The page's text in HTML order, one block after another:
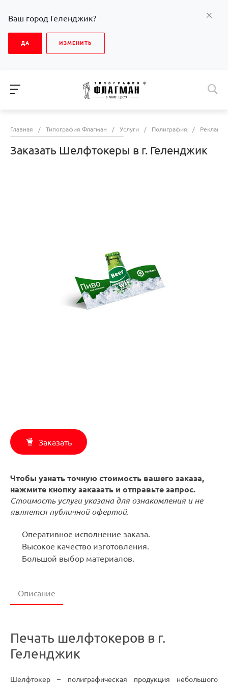
Ваш город Геленджик?
ДА ИЗМЕНИТЬ
Главная / Типография Флагман / Услуги / Полиграфия /
Заказать Шелфтокеры в г. Геленджик
Заказать
Чтобы узнать точную стоимость вашего заказа,
нажмите кнопку заказать и отправьте запрос.
Стоимость услуги указана для ознакомления и не
является публичной офертой.
Оперативное исполнение заказа.
Высокое качество изготовления.
Большой выбор материалов.
Описание
Печать шелфтокеров в г.
Геленджик
Шелфтокер – полиграфическая продукция небольшого